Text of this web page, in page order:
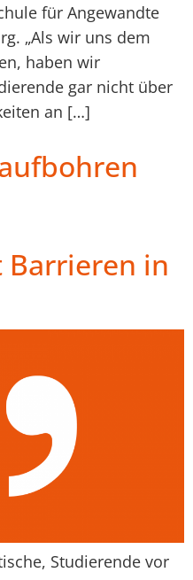
für Angewandte
„Als wir uns dem
haben wir
gar nicht über
an […]
in
Studierende vor